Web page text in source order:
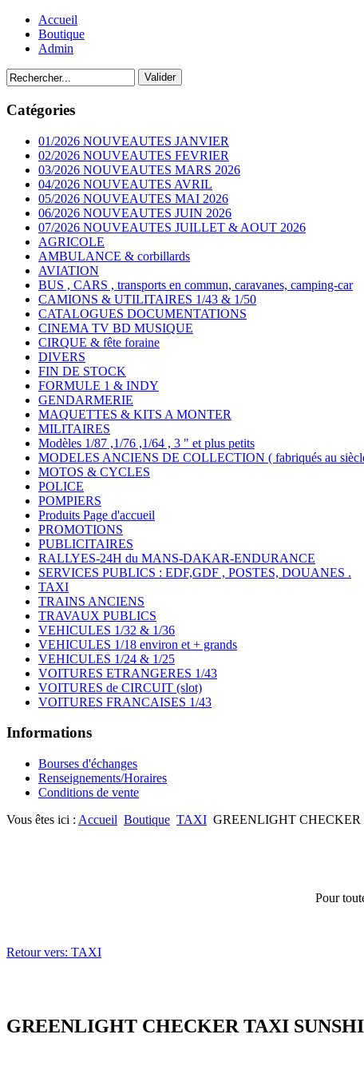
Accueil
Boutique
Admin
Catégories
01/2026 NOUVEAUTES JANVIER
02/2026 NOUVEAUTES FEVRIER
03/2026 NOUVEAUTES MARS 2026
04/2026 NOUVEAUTES AVRIL
05/2026 NOUVEAUTES MAI 2026
06/2026 NOUVEAUTES JUIN 2026
07/2026 NOUVEAUTES JUILLET & AOUT 2026
AGRICOLE
AMBULANCE & corbillards
AVIATION
BUS , CARS , transports en commun, caravanes, camping-car
CAMIONS & UTILITAIRES 1/43 & 1/50
CATALOGUES DOCUMENTATIONS
CINEMA TV BD MUSIQUE
CIRQUE & fête foraine
DIVERS
FIN DE STOCK
FORMULE 1 & INDY
GENDARMERIE
MAQUETTES & KITS A MONTER
MILITAIRES
Modèles 1/87 ,1/76 ,1/64 , 3 " et plus petits
MODELES ANCIENS DE COLLECTION ( fabriqués au
MOTOS & CYCLES
POLICE
POMPIERS
Produits Page d'accueil
PROMOTIONS
PUBLICITAIRES
RALLYES-24H du MANS-DAKAR-ENDURANCE
SERVICES PUBLICS : EDF,GDF , POSTES, DOUANES .
TAXI
TRAINS ANCIENS
TRAVAUX PUBLICS
VEHICULES 1/32 & 1/36
VEHICULES 1/18 environ et + grands
VEHICULES 1/24 & 1/25
VOITURES ETRANGERES 1/43
VOITURES de CIRCUIT (slot)
VOITURES FRANCAISES 1/43
Informations
Bourses d'échanges
Renseignements/Horaires
Conditions de vente
Vous êtes ici : Accueil Boutique TAXI GREENLIGHT
Pour
Retour vers: TAXI
GREENLIGHT CHECKER TAXI